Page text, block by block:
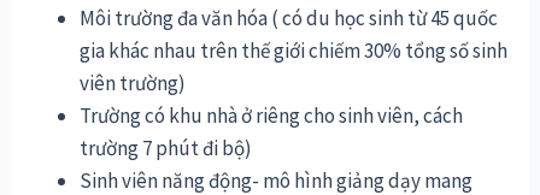
Môi trường đa văn hóa ( có du học sinh từ 45 quốc
gia khác nhau trên thế giới chiếm 30% tổng số sinh
viên trường)
Trường có khu nhà ở riêng cho sinh viên, cách
trường 7 phút đi bộ)
Sinh viên năng động- mô hình giảng dạy mang